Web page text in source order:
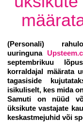
(Personali)
uuringuna
septembrikuu
korraldajal määrata
tagasiside
isikuliselt, kes mida
Samuti on nüüd
üksikute vastajate
keskastmejuhid või